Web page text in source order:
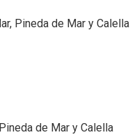
Pineda de Mar y Calella
de Mar y Calella